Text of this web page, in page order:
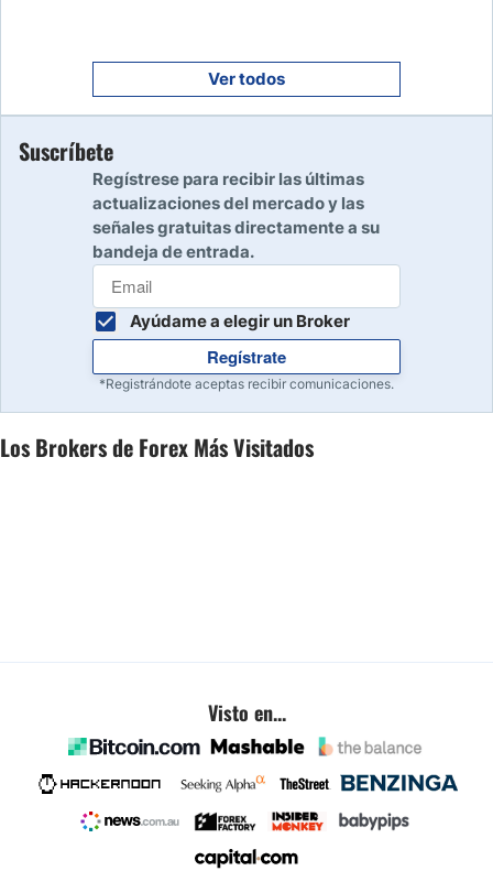
Leer reseña
10
Ver todos
Suscríbete
Regístrese para recibir las últimas
actualizaciones del mercado y las
señales gratuitas directamente a su
bandeja de entrada.
Ayúdame a elegir un Broker
Regístrate
*Registrándote aceptas recibir comunicaciones.
Los Brokers de Forex Más Visitados
Visto en...